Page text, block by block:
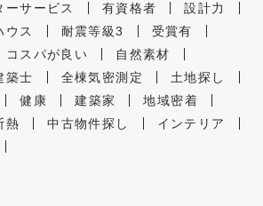
ーサービス 有資格者
設計力
ウス 耐震等級3
受賞有
コスパが良い
自然素材
築士 全棟気密測定
土地探し
健康 建築家
地域密着
熱 中古物件探し
インテリア